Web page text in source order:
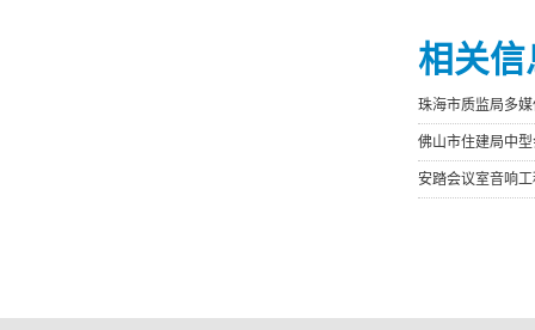
相关信
珠海市质监局多
佛山市住建局中
安踏会议室音响